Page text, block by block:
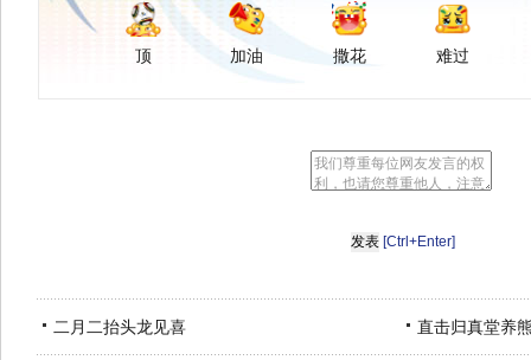
顶 加油 撒花 难过
[Ctrl+Enter]
二月二抬头龙见喜 直击归真堂养